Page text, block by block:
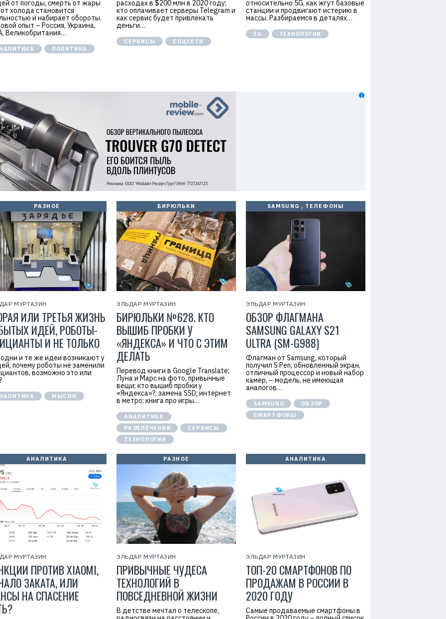
от погоды, смерть от жары
холода становится
и набирает обороты.
опыт – Россия, Украина,
Великобритания…
ПОЛИТИКА
расходах в $200 млн в 2020 году;
кто оплачивает серверы Telegram и
как сервис будет привлекать
деньги…
СЕРВИСЫ СОЦСЕТИ
относительно 5G, как жгут базовые
станции и продвигают истерию в
массы. Разбираемся в деталях…
5G ТЕХНОЛОГИИ
РАЗНОЕ
МУРТАЗИН
ИЛИ ТРЕТЬЯ ЖИЗНЬ
ИДЕЙ, РОБОТЫ-
И НЕ ТОЛЬКО
и те же идеи возникают у
почему роботы не заменили
возможно это или
МЫСЛИ
БИРЮЛЬКИ
ЭЛЬДАР МУРТАЗИН
БИРЮЛЬКИ №628. КТО
ВЫШИБ ПРОБКИ У
«ЯНДЕКСА» И ЧТО С ЭТИМ
ДЕЛАТЬ
Перевод книги в Google Translate;
Луна и Марс на фото, привычные
вещи; кто вышиб пробки у
«Яндекса»?; замена SSD; интернет
в метро; книга про игры…
АНАЛИТИКА
РАЗВЛЕЧЕНИЯ
СЕРВИСЫ
ТЕХНОЛОГИИ
SAMSUNG , ТЕЛЕФОНЫ
ЭЛЬДАР МУРТАЗИН
ОБЗОР ФЛАГМАНА
SAMSUNG GALAXY S21
ULTRA (SM-G988)
Флагман от Samsung, который
получил S Pen, обновленный экран,
отличный процессор и новый набор
камер, – модель, не имеющая
аналогов…
SAMSUNG
ОБЗОР
СМАРТФОНЫ
АНАЛИТИКА
МУРТАЗИН
ПРОТИВ XIAOMI,
ЗАКАТА, ИЛИ
НА СПАСЕНИЕ
РАЗНОЕ
ЭЛЬДАР МУРТАЗИН
ПРИВЫЧНЫЕ ЧУДЕСА
ТЕХНОЛОГИЙ В
ПОВСЕДНЕВНОЙ ЖИЗНИ
В детстве мечтал о телескопе,
АНАЛИТИКА
ЭЛЬДАР МУРТАЗИН
ТОП-20 СМАРТФОНОВ ПО
ПРОДАЖАМ В РОССИИ В
2020 ГОДУ
Самые продаваемые смартфоны в
Р
л
а
м
а
.
E